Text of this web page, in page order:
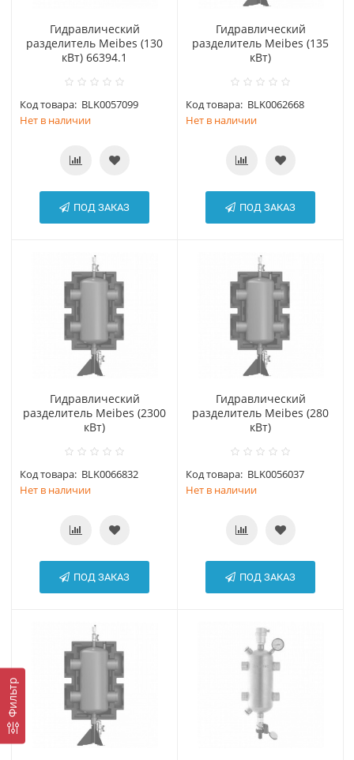
Фильтр
Гидравлический
разделитель Meibes (130
кВт) 66394.1
Код товара: BLK0057099
Нет в наличии
ПОД ЗАКАЗ
Гидравлический
разделитель Meibes (135
кВт)
Код товара: BLK0062668
Нет в наличии
ПОД ЗАКАЗ
Гидравлический
разделитель Meibes (2300
кВт)
Код товара: BLK0066832
Нет в наличии
ПОД ЗАКАЗ
Гидравлический
разделитель Meibes (280
кВт)
Код товара: BLK0056037
Нет в наличии
ПОД ЗАКАЗ